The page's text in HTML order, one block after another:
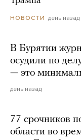
НОВОСТИ день назад
В Бурятии
осудили по
— это
день назад
77 срочников
области во